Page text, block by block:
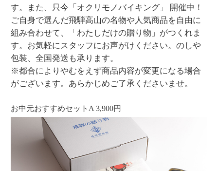
す。また、只今「オクリモノバイキング」 開催中！
ご自身で選んだ飛騨高山の名物や人気商品を自由に
組み合わせて、「わたしだけの贈り物」がつくれま
す。お気軽にスタッフにお声がけください。のしや
包装、全国発送も承ります。
※都合によりやむをえず商品内容が変更になる場合
がございます。あらかじめご了承くださいませ。
お中元おすすめセットA 3,900円